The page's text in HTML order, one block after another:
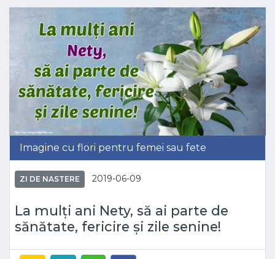
Imagine cu flori pentru femei sau fete
ZI DE NASTERE 2019-06-09
La mulți ani Nety, să ai parte de
sănătate, fericire și zile senine!